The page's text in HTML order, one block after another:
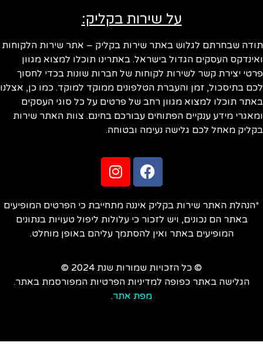
על שירות בקליק:
שבחרתם לגלוש באתר שירות בקליק – אתר שירות הלקוחות
העסקים הגדול בישראל. באתרינו תוכלו למצוא מגוון
יצירת קשר לשירות לקוחות של חברות שונות בכדי לחסוך
בתיסכול, זמן והעברת הטלפונים ממוקד למוקד. כמו כן, אצלנו
תוכלו למצוא מגוון רחב של פרטים על כל סוגי העסקים
מידע ענקיים הפתוחים עבורכם בחינם. צוות האתר שירות
מאחל לכם גלישה נעימה ובטוחה.
האתר שירות בקליק איננה מתחייבת כי הפרטים המופיעים
באתר הם נכונים, ויש לזכור כי עלולות ליפול טעויות בנתונים
המופיעים באתר ואין להסתמך עליהם באופן מוחלט.
© כל הזכויות שמורות שנת 2024 ©
הגלישה באתר כפופה למדיניות הפרטיות המפורסמת באתר.
מפת אתר.